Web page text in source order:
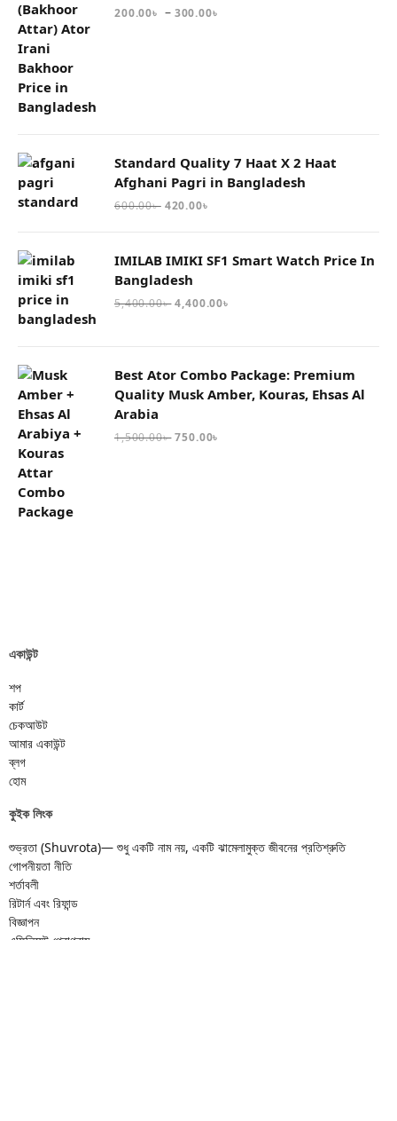
200.00৳ – 300.00৳
Standard Quality 7 Haat X 2 Haat
Afghani Pagri in Bangladesh
600.00৳ 420.00৳
IMILAB IMIKI SF1 Smart Watch Price In
Bangladesh
5,400.00৳ 4,400.00৳
Best Ator Combo Package: Premium
Quality Musk Amber, Kouras, Ehsas Al
Arabia
1,500.00৳ 750.00৳
একাউন্ট
শপ
কার্ট
চেকআউট
আমার একাউন্ট
ব্লগ
হোম
কুইক লিংক
শুভ্রতা (Shuvrota)— শুধু একটি নাম নয়, একটি ঝামেলামুক্ত জীবনের প্রতিশ্রুতি
গোপনীয়তা নীতি
শর্তাবলী
রিটার্ন এবং রিফান্ড
বিজ্ঞাপন
এফিলিয়েট প্রোগ্রাম